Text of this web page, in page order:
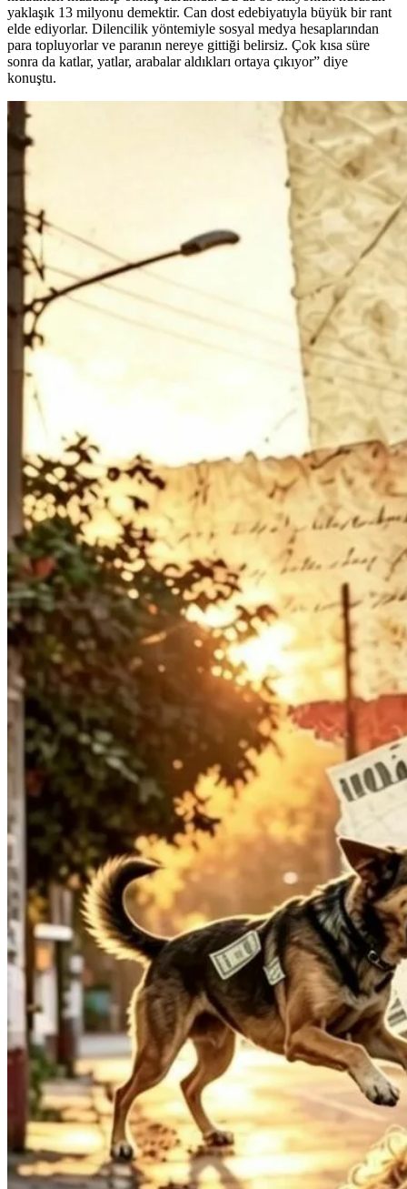
yaklaşık 13 milyonu demektir. Can dost edebiyatıyla büyük bir rant
elde ediyorlar. Dilencilik yöntemiyle sosyal medya hesaplarından
para topluyorlar ve paranın nereye gittiği belirsiz. Çok kısa süre
sonra da katlar, yatlar, arabalar aldıkları ortaya çıkıyor” diye
konuştu.